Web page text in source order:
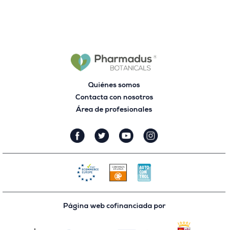
Quiénes somos
Contacta con nosotros
Área de profesionales
Página web cofinanciada por